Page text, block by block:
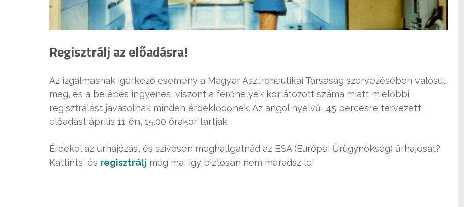
Regisztrálj az előadásra!
Az izgalmasnak ígérkező esemény a Magyar Asztronautikai Társaság szervezésében valósul
meg, és a belépés ingyenes, viszont a férőhelyek korlátozott száma miatt mielőbbi
regisztrálást javasolnak minden érdeklődőnek. Az angol nyelvű, 45 percesre tervezett
előadást április 11-én, 15.00 órakor tartják.
Érdekel az űrhajózás, és szívesen meghallgatnád az ESA (Európai Űrügynökség) űrhajósát?
Kattints, és regisztrálj még ma, így biztosan nem maradsz le!